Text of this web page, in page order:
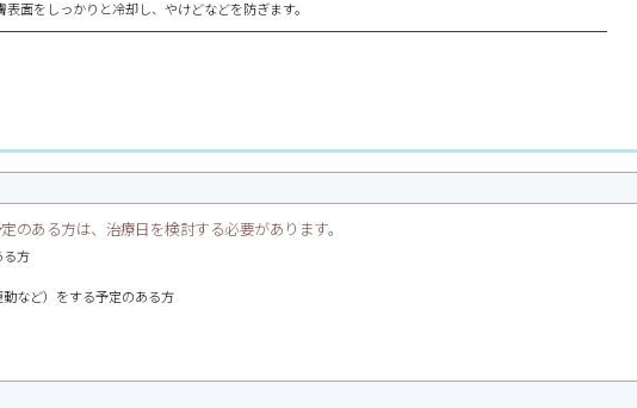
面をしっかりと冷却し、やけどなどを防ぎます。
のある方は、治療日を検討する必要があります。
る方
など）をする予定のある方